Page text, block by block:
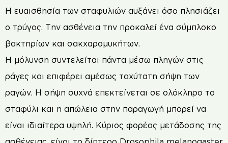
Η ευαισθησία των σταφυλιών αυξάνει όσο πλησιάζει
ο τρύγος. Την ασθένεια την προκαλεί ένα σύμπλοκο
βακτηρίων και σακχαρομυκήτων.
Η μόλυνση συντελείται πάντα μέσω πληγών στις
ράγες και επιφέρει αμέσως ταχύτατη σήψη των
ραγών. Η σήψη συχνά επεκτείνεται σε ολόκληρο το
σταφύλι και η απώλεια στην παραγωγή μπορεί να
είναι ιδιαίτερα υψηλή. Κύριος φορέας μετάδοσης της